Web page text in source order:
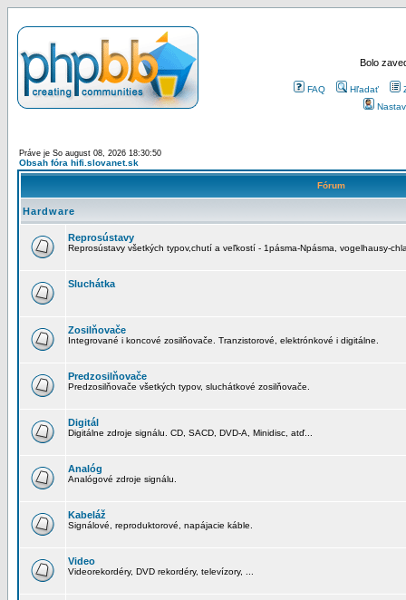
Bolo
FAQ Hľadať
Práve je So august 08, 2026 18:30:50
Obsah fóra hifi.slovanet.sk
Fórum
Hardware
Reprosústavy
Reprosústavy všetkých typov,chutí a veľkostí - 1pásma-Npásma, vogelhausy-
Sluchátka
Zosilňovače
Integrované i koncové zosilňovače. Tranzistorové, elektrónkové i digitálne.
Predzosilňovače
Predzosilňovače všetkých typov, sluchátkové zosilňovače.
Digitál
Digitálne zdroje signálu. CD, SACD, DVD-A, Minidisc, atď...
Analóg
Analógové zdroje signálu.
Kabeláž
Signálové, reproduktorové, napájacie káble.
Video
Videorekordéry, DVD rekordéry, televízory, ...